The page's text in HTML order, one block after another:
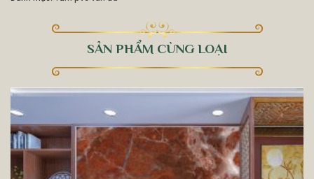
SẢN PHẨM CÙNG LOẠI